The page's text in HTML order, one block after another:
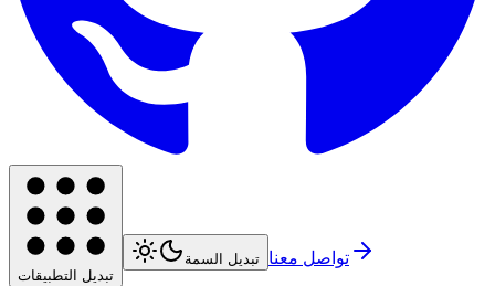
تبديل التطبيقات
تبديل السمة تواصل معنا